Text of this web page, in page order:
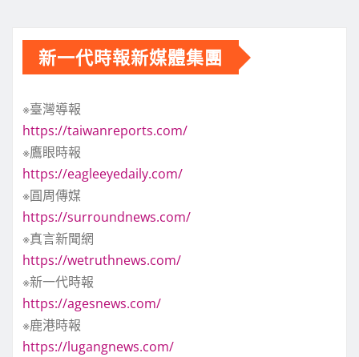
新一代時報新媒體集團
※臺灣導報
https://taiwanreports.com/
※鷹眼時報
https://eagleeyedaily.com/
※圓周傳媒
https://surroundnews.com/
※真言新聞網
https://wetruthnews.com/
※新一代時報
https://agesnews.com/
※鹿港時報
https://lugangnews.com/